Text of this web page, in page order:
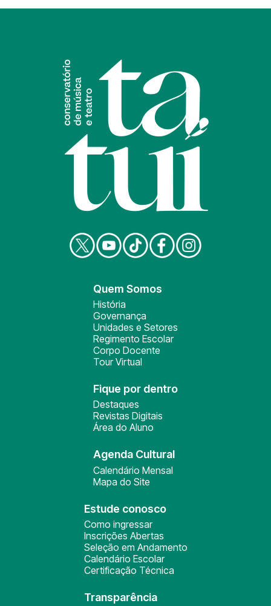
Quem Somos
História
Governança
Unidades e Setores
Regimento Escolar
Corpo Docente
Tour Virtual
Fique por dentro
Destaques
Revistas Digitais
Área do Aluno
Agenda Cultural
Calendário Mensal
Mapa do Site
Estude conosco
Como ingressar
Inscrições Abertas
Seleção em Andamento
Calendário Escolar
Certificação Técnica
Transparência